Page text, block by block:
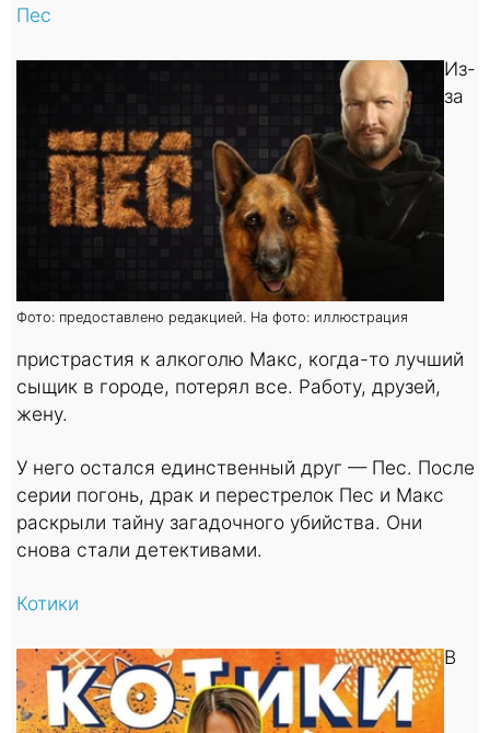
Пес
Фото: предоставлено редакцией. На фото: иллюстрация
Из-
за
пристрастия к алкоголю Макс, когда-то лучший
сыщик в городе, потерял все. Работу, друзей,
жену.
У него остался единственный друг — Пес. После
серии погонь, драк и перестрелок Пес и Макс
раскрыли тайну загадочного убийства. Они
снова стали детективами.
Котики
В